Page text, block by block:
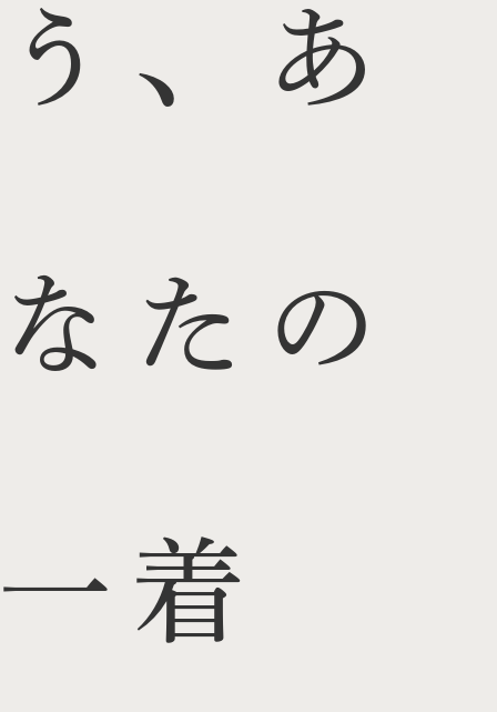
う、あ
なたの
一着